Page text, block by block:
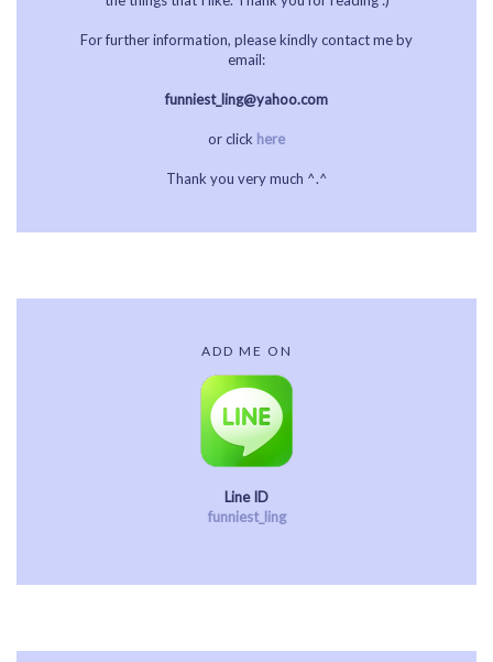
For further information, please kindly contact me by
email:
funniest_ling@yahoo.com
or click here
Thank you very much ^.^
ADD ME ON
Line ID
funniest_ling